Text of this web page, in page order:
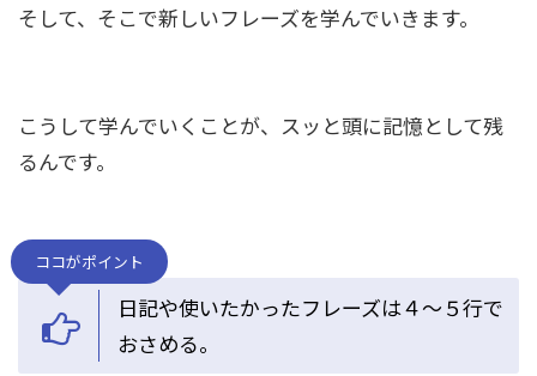
そして、そこで新しいフレーズを学んでいきます。
こうして学んでいくことが、スッと頭に記憶として残
るんです。
ココがポイント
日記や使いたかったフレーズは４〜５行で
おさめる。